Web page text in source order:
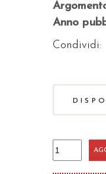
Anno
Condividi:
Sui
titoli